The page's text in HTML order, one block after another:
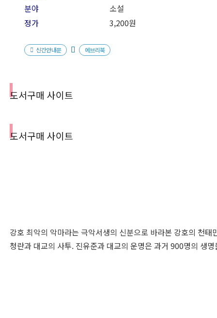
분야
소설
정가
3,200원
신간안내문 에브리북
도서구매 사이트
도서구매 사이트
강호 최악의 악마라는 극악서생의 신분으로 바라본 강호의 천
청란과 대교의 사투. 진유준과 대교의 운명은 과거 900명의 생